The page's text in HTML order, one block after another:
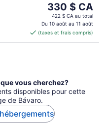
Le
prix
est
de 330 $ CA
par
330 $ CA
422 $ CA au total
Du 10 août au 11 août
(taxes et frais compris)
vous cherchez?
disponibles pour cette
de Bávaro.